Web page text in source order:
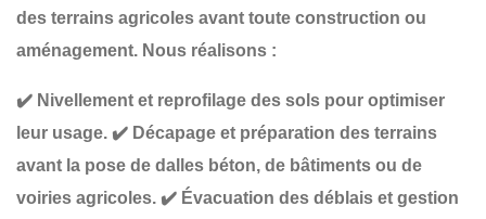
des terrains agricoles avant toute construction ou
aménagement. Nous réalisons :
✔️ Nivellement et reprofilage des sols pour optimiser
leur usage. ✔️ Décapage et préparation des terrains
avant la pose de dalles béton, de bâtiments ou de
voiries agricoles. ✔️ Évacuation des déblais et gestion